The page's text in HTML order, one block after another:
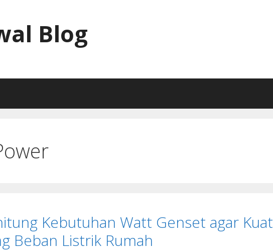
Blog
Kebutuhan Watt Genset agar Kuat
Beban Listrik Rumah